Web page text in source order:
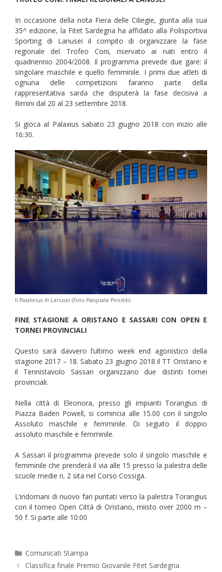
In occasione della nota Fiera delle Ciliegie, giunta alla sua
35^ edizione, la Fitet Sardegna ha affidato alla Polisportiva
Sporting di Lanusei il compito di organizzare la fase
regionale del Trofeo Coni, riservato ai nati entro il
quadriennio 2004/2008. Il programma prevede due gare: il
singolare maschile e quello femminile. I primi due atleti di
ognuna delle competizioni faranno parte della
rappresentativa sarda che disputerà la fase decisiva a
Rimini dal 20 al 23 settembre 2018.
Si gioca al Palaxius sabato 23 giugno 2018 con inizio alle
16:30.
Il Palalixius di Lanusei (Foto Pasquale Piroddi)
FINE STAGIONE A ORISTANO E SASSARI CON OPEN E
TORNEI PROVINCIALI
Questo sarà davvero l’ultimo week end agonistico della
stagione 2017 – 18. Sabato 23 giugno 2018 il TT Oristano e
il Tennistavolo Sassari organizzano due distinti tornei
provinciali.
Nella città di Eleonora, presso gli impianti Torangius di
Piazza Baden Powell, si comincia alle 15.00 con il singolo
Assoluto maschile e femminile. Di seguito il doppio
assoluto maschile e femminile.
A Sassari il programma prevede solo il singolo maschile e
femminile che prenderà il via alle 15 presso la palestra delle
scuole medie n. 2 sita nel Corso Cossiga.
L’indomani di nuovo fari puntati verso la palestra Torangius
con il torneo Open Città di Oristano, miisto over 2000 m –
50 f. Si parte alle 10:00
Categorie
Comunicati Stampa
Classifica finale Premio Giovanile Fitet Sardegna